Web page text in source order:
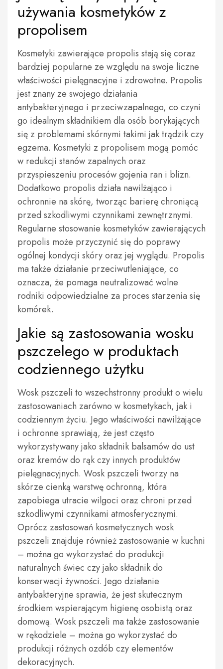
używania kosmetyków z
propolisem
Kosmetyki zawierające propolis stają się coraz
bardziej popularne ze względu na swoje liczne
właściwości pielęgnacyjne i zdrowotne. Propolis
jest znany ze swojego działania
antybakteryjnego i przeciwzapalnego, co czyni
go idealnym składnikiem dla osób borykających
się z problemami skórnymi takimi jak trądzik czy
egzema. Kosmetyki z propolisem mogą pomóc
w redukcji stanów zapalnych oraz
przyspieszeniu procesów gojenia ran i blizn.
Dodatkowo propolis działa nawilżająco i
ochronnie na skórę, tworząc barierę chroniącą
przed szkodliwymi czynnikami zewnętrznymi.
Regularne stosowanie kosmetyków zawierających
propolis może przyczynić się do poprawy
ogólnej kondycji skóry oraz jej wyglądu. Propolis
ma także działanie przeciwutleniające, co
oznacza, że pomaga neutralizować wolne
rodniki odpowiedzialne za proces starzenia się
komórek.
Jakie są zastosowania wosku
pszczelego w produktach
codziennego użytku
Wosk pszczeli to wszechstronny produkt o wielu
zastosowaniach zarówno w kosmetykach, jak i
codziennym życiu. Jego właściwości nawilżające
i ochronne sprawiają, że jest często
wykorzystywany jako składnik balsamów do ust
oraz kremów do rąk czy innych produktów
pielęgnacyjnych. Wosk pszczeli tworzy na
skórze cienką warstwę ochronną, która
zapobiega utracie wilgoci oraz chroni przed
szkodliwymi czynnikami atmosferycznymi.
Oprócz zastosowań kosmetycznych wosk
pszczeli znajduje również zastosowanie w kuchni
– można go wykorzystać do produkcji
naturalnych świec czy jako składnik do
konserwacji żywności. Jego działanie
antybakteryjne sprawia, że jest skutecznym
środkiem wspierającym higienę osobistą oraz
domową. Wosk pszczeli ma także zastosowanie
w rękodziele – można go wykorzystać do
produkcji różnych ozdób czy elementów
dekoracyjnych.